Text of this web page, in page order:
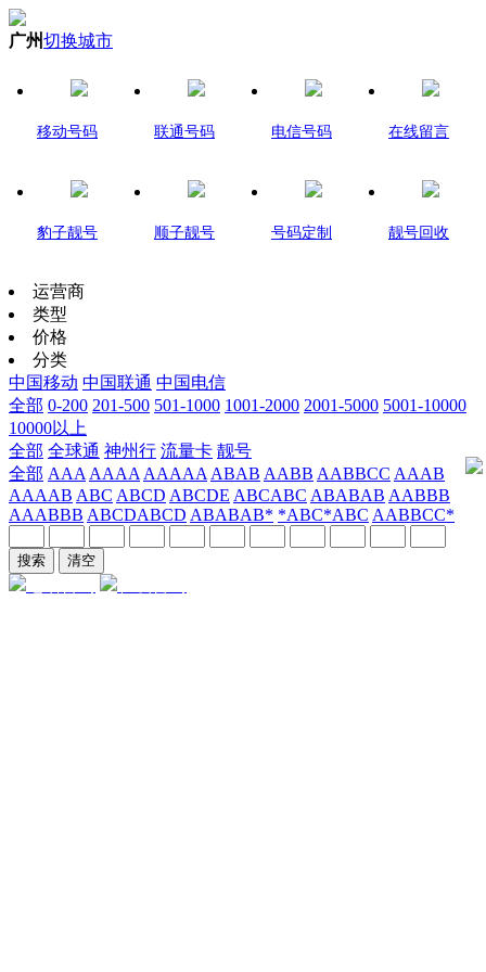
广州切换城市
移动号码 联通号码 电信号码 在线留言
豹子靓号 顺子靓号 号码定制 靓号回收
运营商
类型
价格
分类
中国移动 中国联通 中国电信
全部 0-200 201-500 501-1000 1001-2000 2001-5000 5001-10000
10000以上
全部 全球通 神州行 流量卡 靓号
全部 AAA AAAA AAAAA ABAB AABB AABBCC AAAB
AAAAB ABC ABCD ABCDE ABCABC ABABAB AABBB
AAABBB ABCDABCD ABABAB* *ABC*ABC AABBCC*